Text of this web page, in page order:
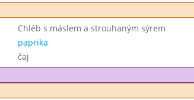
Chléb s máslem a strouhaným sýrem
paprika
čaj